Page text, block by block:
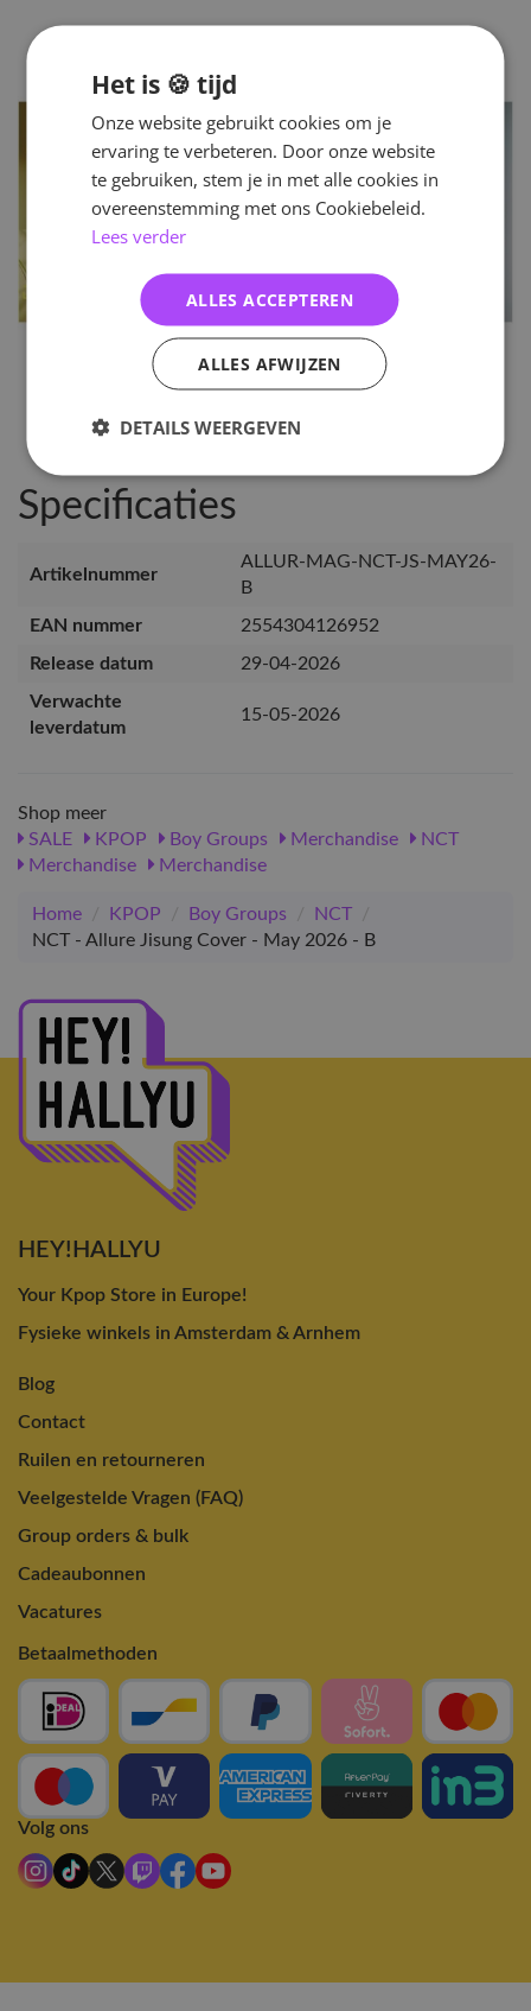
Specificaties
Artikelnummer
ALLUR-MAG-NCT-JS-MAY26-
B
EAN nummer
2554304126952
Release datum
29-04-2026
Verwachte
leverdatum
15-05-2026
Shop meer
SALE
KPOP Boy Groups Merchandise
NCT
Merchandise
Merchandise
Home / KPOP / Boy Groups / NCT
/
NCT - Allure Jisung Cover - May 2026 - B
HEY!HALLYU
Your Kpop Store in Europe!
Fysieke winkels in Amsterdam & Arnhem
Blog
Contact
Ruilen en retourneren
Veelgestelde Vragen (FAQ)
Group orders & bulk
Cadeaubonnen
Vacatures
Betaalmethoden
Volg ons
Het is 🍪 tijd
Onze website gebruikt cookies om je
ervaring te verbeteren. Door onze website
te gebruiken, stem je in met alle cookies in
overeenstemming met ons Cookiebeleid.
Lees verder
ALLES ACCEPTEREN
ALLES AFWIJZEN
DETAILS WEERGEVEN